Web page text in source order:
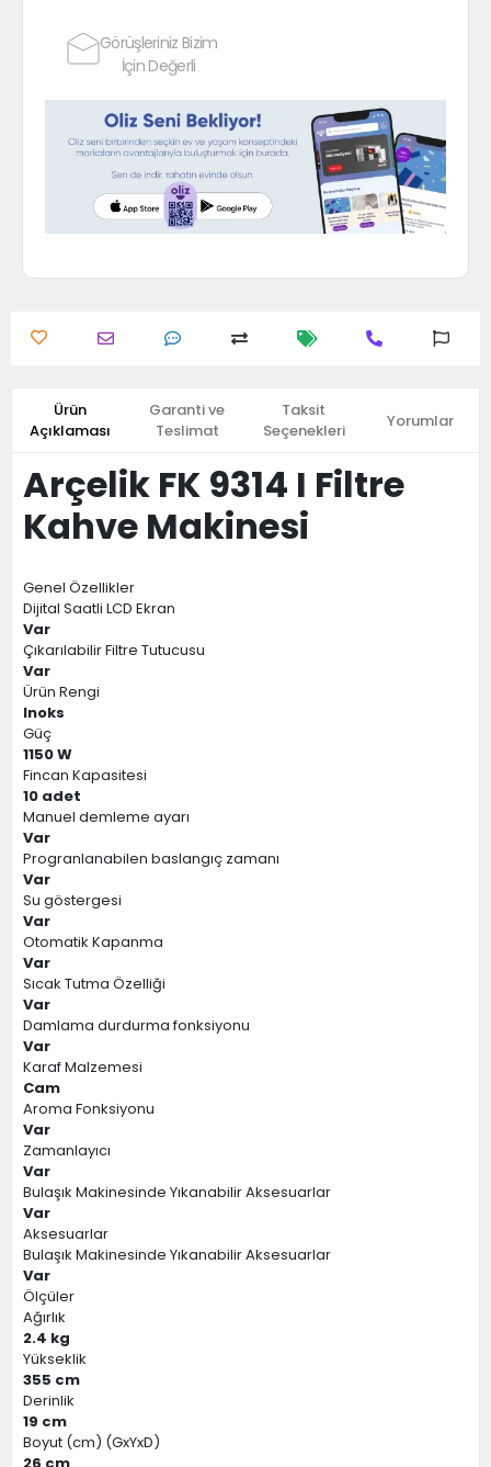
Görüşleriniz Bizim
İçin Değerli
Ürün
Açıklaması
Garanti ve
Teslimat
Taksit
Seçenekleri
Yorumlar
Arçelik FK 9314 I Filtre
Kahve Makinesi
Genel Özellikler
Dijital Saatli LCD Ekran
Var
Çıkarılabilir Filtre Tutucusu
Var
Ürün Rengi
Inoks
Güç
1150 W
Fincan Kapasitesi
10 adet
Manuel demleme ayarı
Var
Progranlanabilen baslangıç zamanı
Var
Su göstergesi
Var
Otomatik Kapanma
Var
Sıcak Tutma Özelliği
Var
Damlama durdurma fonksiyonu
Var
Karaf Malzemesi
Cam
Aroma Fonksiyonu
Var
Zamanlayıcı
Var
Bulaşık Makinesinde Yıkanabilir Aksesuarlar
Var
Aksesuarlar
Bulaşık Makinesinde Yıkanabilir Aksesuarlar
Var
Ölçüler
Ağırlık
2.4 kg
Yükseklik
355 cm
Derinlik
19 cm
Boyut (cm) (GxYxD)